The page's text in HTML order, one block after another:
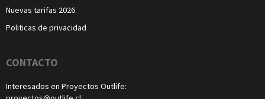
Nuevas tarifas 2026
Politicas de privacidad
CONTACTO
Interesados en Proyectos Outlife: